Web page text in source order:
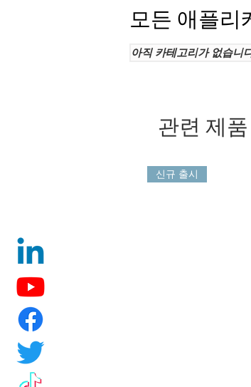
모든 애플리
아직 카테고리가 없습니
관련 제품
신규 출시